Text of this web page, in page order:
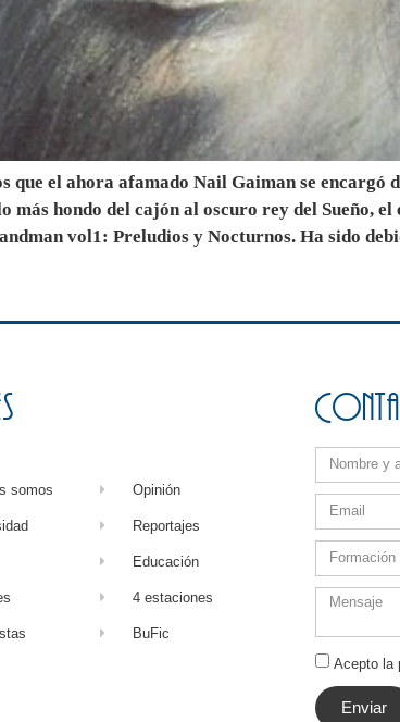
que el ahora afamado Nail Gaiman se
hondo del cajón al oscuro rey del Sueño,
vol1: Preludios y Nocturnos. Ha sido
somos Opinión
Reportajes
Educación
4 estaciones
BuFic
Acepto la
Enviar